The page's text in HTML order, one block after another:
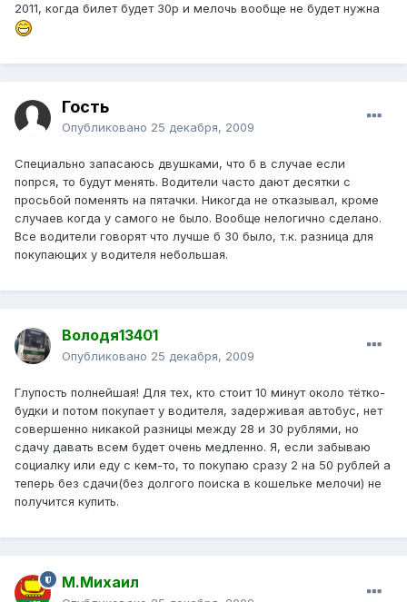
2011, когда билет будет 30р и мелочь вообще не будет нужна
Гость
Опубликовано 25 декабря, 2009
Специально запасаюсь двушками, что б в случае если
попрся, то будут менять. Водители часто дают десятки с
просьбой поменять на пятачки. Никогда не отказывал, кроме
случаев когда у самого не было. Вообще нелогично сделано.
Все водители говорят что лучше б 30 было, т.к. разница для
покупающих у водителя небольшая.
Володя13401
Опубликовано 25 декабря, 2009
Глупость полнейшая! Для тех, кто стоит 10 минут около тётко-
будки и потом покупает у водителя, задерживая автобус, нет
совершенно никакой разницы между 28 и 30 рублями, но
сдачу давать всем будет очень медленно. Я, если забываю
социалку или еду с кем-то, то покупаю сразу 2 на 50 рублей а
теперь без сдачи(без долгого поиска в кошельке мелочи) не
получится купить.
М.Михаил